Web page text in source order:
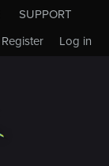
SUPPORT
Log in
Register